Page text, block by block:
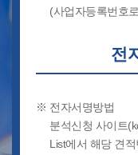
(사업자등록번호
전
※ 전자서명방법
분석신청 사이트
List에서 해당 견
GPC
화학물질등록